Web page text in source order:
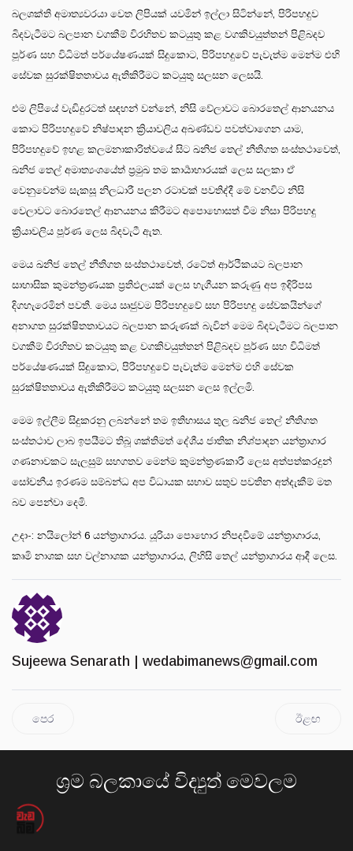
බලශක්ති අමාත්‍යවරයා වෙත ලිපියක් යවමින් ඉල්ලා සිටින්නේ, පිරිපහදුව
බිදවැටීමට බලපාන වගකීම් විරහිතව කටයුතු කළ වගකිවයුත්තන් පිළිබදව
පූර්ණ සහ විධිමත් පර්යේෂණයක් සිදුකොට, පිරිපහදුවේ පැවැත්ම මෙන්ම එහි
සේවක සුරක්ෂිතතාවය ඇතිකිරීමට කටයුතු සලසන ලෙසයි.
එම ලිපියේ වැඩිදුරටත් සඳහන් වන්නේ, නිසි වේලාවට බොරතෙල් ආනයනය
කොට පිරිපහදුවේ නිෂ්පාදන ක්‍රියාවලිය අඛණ්ඩව පවත්වාගෙන යාම,
පිරිපහදුවේ ඉහළ කලමනාකාරිත්වයේ සිට ඛනිජ තෙල් නීතිගත සංස්තථාවෙත්,
ඛනිජ තෙල් අමාත්‍යංශයේත් ප්‍රමුඛ තම කාර්‍යාභාරයක් ලෙස සලකා ඒ
වෙනුවෙන්ම සැකසූ නිලධාරී පලන රටාවක් පවතිද්දී මේ වනවිට නිසි
වෙලාවට බොරතෙල් ආනයනය කිරීමට අපොහොසත් වීම නිසා පිරිපහදු
ක්‍රියාවලිය පූර්ණ ලෙස බිදවැටී ඇත.
මෙය ඛනිජ තෙල් නීතිගත සංස්තථාවෙත්, රටේත් ආර්ථිකයට බලපාන
සාහාසික කුමන්ත්‍රණයක ප්‍රතිඵලයක් ලෙස හැගීයන කරුණු අප ඉදිරිපස
දිගහැරෙමින් පවතී. මෙය ඍජුවම පිරිපහදුවේ සහ පිරිපහදු සේවකයින්ගේ
අනාගත සුරක්ෂිතතාවයට බලපාන කරුණක් බැවින් මෙම බිදවැටීමට බලපාන
වගකීම් විරහිතව කටයුතු කළ වගකිවයුත්තන් පිළිබදව පූර්ණ සහ විධිමත්
පර්යේෂණයක් සිදුකොට, පිරිපහදුවේ පැවැත්ම මෙන්ම එහි සේවක
සුරක්ෂිතතාවය ඇතිකිරීමට කටයුතු සලසන ලෙස ඉල්ලමි.
මෙම ඉල්ලීම සිදුකරනු ලබන්නේ තම ඉතිහාසය තුල ඛනිජ තෙල් නීතිගත
සංස්තථාව ලාබ ඉපයීමට තිබූ ශක්තිමත් දේශීය ජාතික නිශ්පාදන යන්ත්‍රාගාර
ගණනාවකට සැලසුම් සහගතව මෙන්ම කුමන්ත්‍රණකාරී ලෙස අත්පත්කරදුන්
සෝචනීය ඉරණම සම්බන්ධ අප විධායක සභාව සතුව පවතින අත්දැකීම් මත
බව පෙන්වා දෙමි.
උදා-: නයිලෝන් 6 යන්ත‍්‍රාගාරය. යූරියා පොහොර නිපදවීමේ යන්ත්‍රාගාරය,
කෘමි නාශක සහ වල්නාශක යන්ත්‍රාගාරය, ලිහිසි තෙල් යන්ත්‍රාගාරය ආදී ලෙස.
Sujeewa Senarath | wedabimanews@gmail.com
පෙර ඊළඟ
ශ්‍රම බලකායේ විද්‍යුත් මෙවලම